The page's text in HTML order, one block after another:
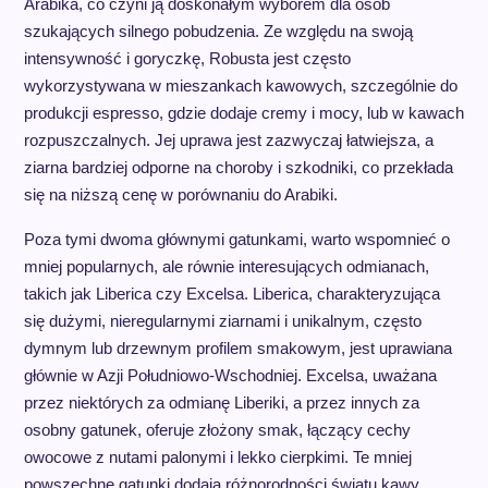
Arabika, co czyni ją doskonałym wyborem dla osób
szukających silnego pobudzenia. Ze względu na swoją
intensywność i goryczkę, Robusta jest często
wykorzystywana w mieszankach kawowych, szczególnie do
produkcji espresso, gdzie dodaje cremy i mocy, lub w kawach
rozpuszczalnych. Jej uprawa jest zazwyczaj łatwiejsza, a
ziarna bardziej odporne na choroby i szkodniki, co przekłada
się na niższą cenę w porównaniu do Arabiki.
Poza tymi dwoma głównymi gatunkami, warto wspomnieć o
mniej popularnych, ale równie interesujących odmianach,
takich jak Liberica czy Excelsa. Liberica, charakteryzująca
się dużymi, nieregularnymi ziarnami i unikalnym, często
dymnym lub drzewnym profilem smakowym, jest uprawiana
głównie w Azji Południowo-Wschodniej. Excelsa, uważana
przez niektórych za odmianę Liberiki, a przez innych za
osobny gatunek, oferuje złożony smak, łączący cechy
owocowe z nutami palonymi i lekko cierpkimi. Te mniej
powszechne gatunki dodają różnorodności światu kawy